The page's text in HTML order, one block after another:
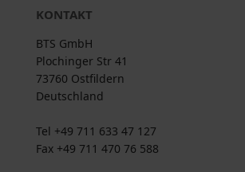
KONTAKT
BTS GmbH
Plochinger Str 41
73760 Ostfildern
Deutschland
Tel +49 711 633 47 127
Fax +49 711 470 76 588